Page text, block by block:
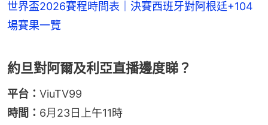
世界盃2026賽程時間表｜決賽西班牙對阿根廷+104
場賽果一覽
約旦對阿爾及利亞直播邊度睇？
平台： ViuTV99
時間： 6月23日上午11時